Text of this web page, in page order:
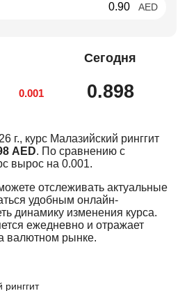
AED
0.001
Сегодня
0.898
г., курс Малазийский ринггит
AED. По сравнению с
вырос на 0.001.
отслеживать актуальные
удобным онлайн-
динамику изменения курса.
ежедневно и отражает
валютном рынке.